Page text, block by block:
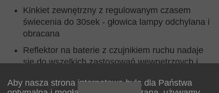
Aby nasza strona internetowa była dla Państwa
Kinkiet zewnętrzny z regulowanym czasem
świecenia do 30sek - głowica lampy odchylana i
obracana
Reflektor na baterie z czujnikiem ruchu nadaje
się do wszelkich zastosowań wewnętrznych i
piwnicach, na klatkach schodowych itp.